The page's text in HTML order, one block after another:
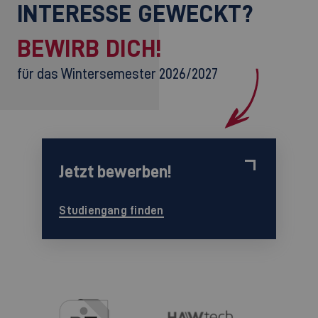
INTERESSE GEWECKT?
BEWIRB DICH!
für das Wintersemester 2026/2027
Jetzt bewerben!
Studiengang finden